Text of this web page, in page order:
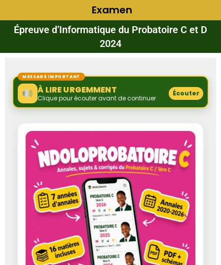
Examen
Épreuve d’Informatique du Probatoire C et D
2024
MESSAGE IMPORTANT
À LIRE URGEMMENT
Clique pour écouter avant de continuer
Écouter
‹ ›